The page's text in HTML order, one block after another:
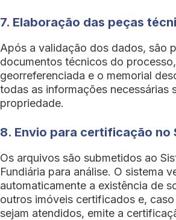
7. Elaboração das peças
Após a validação dos dados, são
documentos técnicos do
georreferenciada e o memorial
todas as informações necessárias
propriedade.
8. Envio para certificação no
Os arquivos são submetidos ao
Fundiária para análise. O sistema
automaticamente a existência de
outros imóveis certificados e,
sejam atendidos, emite a